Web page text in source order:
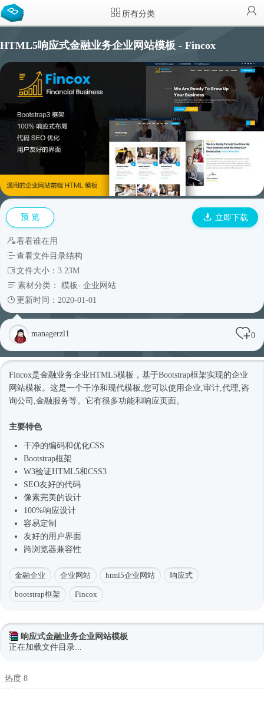
所有分类
HTML5响应式金融业务企业网站模板 - Fincox
预 览 立即下载
看看谁在用
查看文件目录结构
文件大小：3.23M
素材分类： 模板- 企业网站
更新时间：2020-01-01
managerzl1 0
Fincox是金融业务企业HTML5模板 ，基于Bootstrap框架实现的企业
网站模板 。这是一个干净和现代模板,您可以使用企业,审计,代理,咨
询公司,金融服务等。它有很多功能和响应页面。
主要特色
干净的编码和优化CSS
Bootstrap框架
W3验证HTML5和CSS3
SEO友好的代码
像素完美的设计
100%响应设计
容易定制
友好的用户界面
跨浏览器兼容性
金融企业 企业网站 html5企业网站 响应式
bootstrap框架 Fincox
响应式金融业务企业网站模板
正在加载文件目录...
热度 8